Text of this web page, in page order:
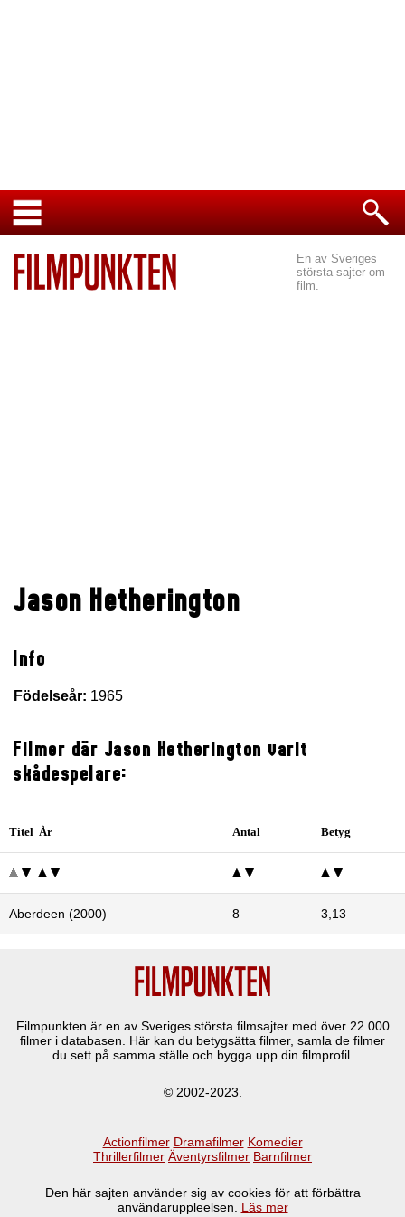
En av Sveriges
största sajter om
film.
Jason Hetherington
Info
Födelseår: 1965
Filmer där Jason Hetherington varit
skådespelare:
Titel År Antal Betyg
Aberdeen (2000) 8 3,13
Filmpunkten är en av Sveriges största filmsajter med över 22 000
filmer i databasen. Här kan du betygsätta filmer, samla de filmer
du sett på samma ställe och bygga upp din filmprofil.
© 2002-2023.
Actionfilmer Dramafilmer Komedier
Thrillerfilmer Äventyrsfilmer Barnfilmer
Den här sajten använder sig av cookies för att förbättra
användaruppleelsen. Läs mer